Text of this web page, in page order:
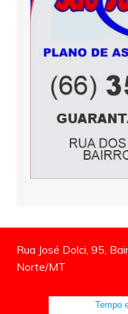
Rua José Dolci, 95,
Norte/MT